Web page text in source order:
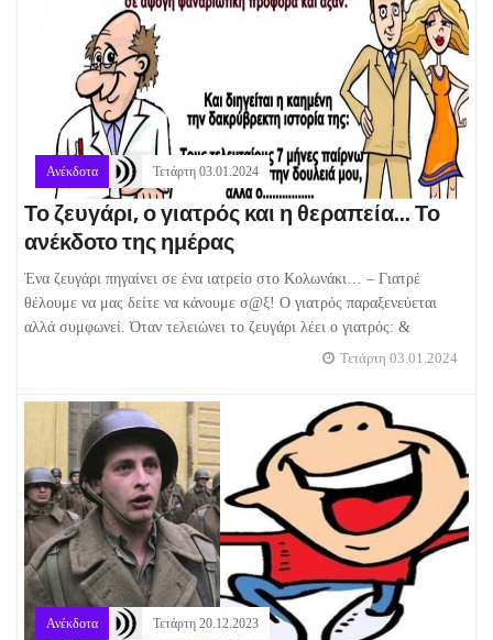
Ανέκδοτα Τετάρτη 03.01.2024
Το ζευγάρι, ο γιατρός και η θεραπεία... Το
ανέκδοτο της ημέρας
Ένα ζευγάρι πηγαίνει σε ένα ιατρείο στο Κολωνάκι… – Γιατρέ
θέλουμε να μας δείτε να κάνουμε σ@ξ! Ο γιατρός παραξενεύεται
αλλά συμφωνεί. Όταν τελειώνει το ζευγάρι λέει ο γιατρός: &
Τετάρτη 03.01.2024
Ανέκδοτα Τετάρτη 20.12.2023